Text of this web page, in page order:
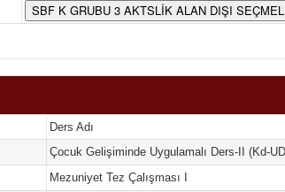
SBF K GRUBU 3 AKTSLİK ALAN DIŞI
Ders Adı
Çocuk Gelişiminde Uygulamalı Ders-II (Kd-
Mezuniyet Tez Çalışması I